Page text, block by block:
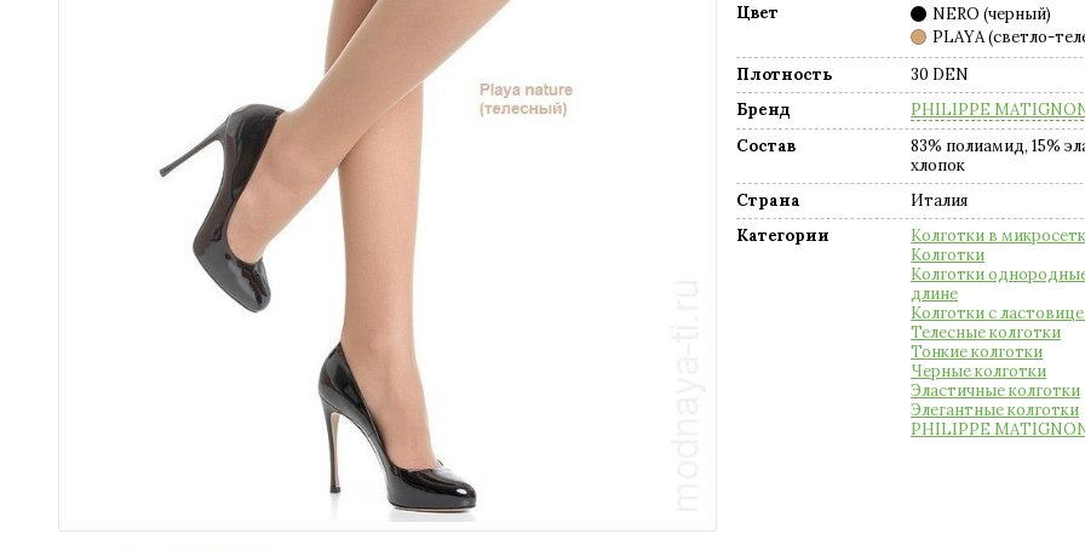
Цвет
NERO (черный)
PLAYA (светло-
Плотность
30 DEN
Бренд
PHILIPPE
Состав
83% полиамид, 15%
хлопок
Страна
Италия
Категории
Колготки в
Колготки
Колготки
длине
Колготки с
Телесные колготки
Тонкие колготки
Черные колготки
Эластичные колготки
Элегантные колготки
PHILIPPE